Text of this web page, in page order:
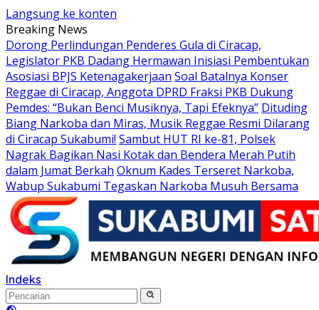
Langsung ke konten
Breaking News
Dorong Perlindungan Penderes Gula di Ciracap,
Legislator PKB Dadang Hermawan Inisiasi Pembentukan
Asosiasi BPJS Ketenagakerjaan Soal Batalnya Konser
Reggae di Ciracap, Anggota DPRD Fraksi PKB Dukung
Pemdes: “Bukan Benci Musiknya, Tapi Efeknya” Dituding
Biang Narkoba dan Miras, Musik Reggae Resmi Dilarang
di Ciracap Sukabumi! Sambut HUT RI ke-81, Polsek
Nagrak Bagikan Nasi Kotak dan Bendera Merah Putih
dalam Jumat Berkah Oknum Kades Terseret Narkoba,
Wabup Sukabumi Tegaskan Narkoba Musuh Bersama
Indeks